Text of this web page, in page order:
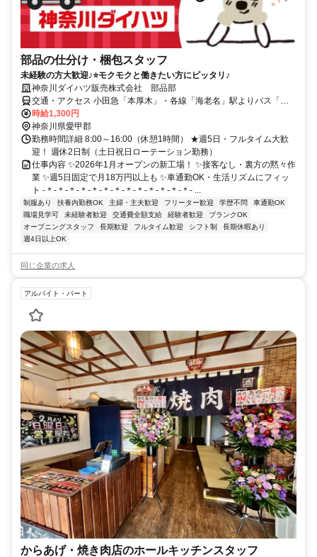
部品の仕分け・梱包スタッフ
未経験の方大歓迎♪⭐モクモクと働きたい方にピッタリ♪
神奈川ダイハツ販売株式会社 部品部
交通・アクセス 小田急「本厚木」・各線「海老名」駅よりバス「局
前」付近 ◎車通勤OK
時給1,300円
神奈川県愛甲郡
勤務時間詳細 8:00～16:00（休憩1時間） ★週5日・フルタイム大歓
迎！ 週休2日制（土日祝日ローテーション勤務）
仕事内容 ✨2026年1月オープンの新工場！ ✨接客なし・裏方の黙々作
業 ✨週5日固定で月18万円以上も ✨車通勤OK・生活リズムにフィッ
ト -＊-＊-＊-＊-＊-＊-＊-＊-＊-＊-＊-＊-＊- ...
制服あり 扶養内勤務OK 主婦・主夫歓迎 フリーター歓迎 学歴不問
車通勤OK
職場見学可
未経験者歓迎 交通費全額支給 経験者歓迎
ブランクOK
オープニングスタッフ
長期歓迎 フルタイム歓迎 シフト制
長期休暇あり
週4日以上OK
同じ企業の求人
アルバイト・パート
からあげ・焼き肉店のホールキッチンスタッフ